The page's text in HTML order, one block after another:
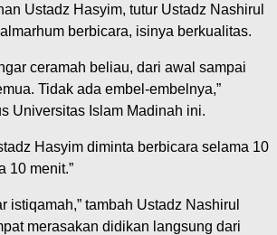
Ustadz Hasyim, tutur Ustadz Nashirul
berbicara, isinya berkualitas.
ceramah beliau, dari awal sampai
Tidak ada embel-embelnya,”
Universitas Islam Madinah ini.
Hasyim diminta berbicara selama 10
10 menit.”
istiqamah,” tambah Ustadz Nashirul
merasakan didikan langsung dari